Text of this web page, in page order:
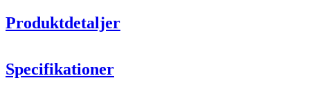
Produktdetaljer
Specifikationer